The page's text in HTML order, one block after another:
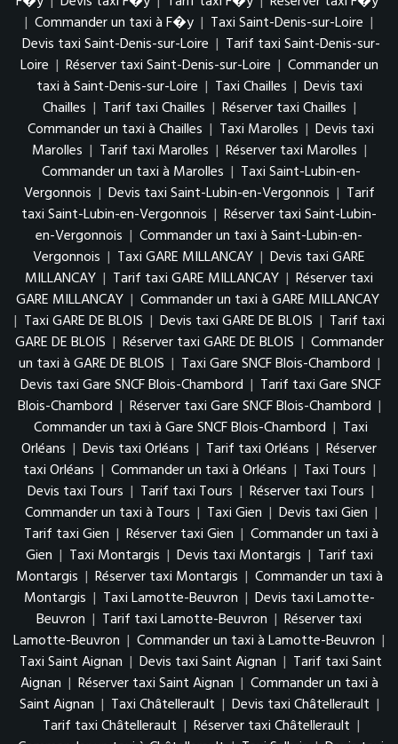
| Commander un taxi à F�y | Taxi Saint-Denis-sur-Loire |
Devis taxi Saint-Denis-sur-Loire | Tarif taxi Saint-Denis-sur-
Loire | Réserver taxi Saint-Denis-sur-Loire | Commander un
taxi à Saint-Denis-sur-Loire | Taxi Chailles | Devis taxi
Chailles | Tarif taxi Chailles | Réserver taxi Chailles |
Commander un taxi à Chailles | Taxi Marolles | Devis taxi
Marolles | Tarif taxi Marolles | Réserver taxi Marolles |
Commander un taxi à Marolles | Taxi Saint-Lubin-en-
Vergonnois | Devis taxi Saint-Lubin-en-Vergonnois | Tarif
taxi Saint-Lubin-en-Vergonnois | Réserver taxi Saint-Lubin-
en-Vergonnois | Commander un taxi à Saint-Lubin-en-
Vergonnois | Taxi GARE MILLANCAY | Devis taxi GARE
MILLANCAY | Tarif taxi GARE MILLANCAY | Réserver taxi
GARE MILLANCAY | Commander un taxi à GARE MILLANCAY
| Taxi GARE DE BLOIS | Devis taxi GARE DE BLOIS | Tarif taxi
GARE DE BLOIS | Réserver taxi GARE DE BLOIS | Commander
un taxi à GARE DE BLOIS | Taxi Gare SNCF Blois-Chambord |
Devis taxi Gare SNCF Blois-Chambord | Tarif taxi Gare SNCF
Blois-Chambord | Réserver taxi Gare SNCF Blois-Chambord |
Commander un taxi à Gare SNCF Blois-Chambord | Taxi
Orléans | Devis taxi Orléans | Tarif taxi Orléans | Réserver
taxi Orléans | Commander un taxi à Orléans | Taxi Tours |
Devis taxi Tours | Tarif taxi Tours | Réserver taxi Tours |
Commander un taxi à Tours | Taxi Gien | Devis taxi Gien |
Tarif taxi Gien | Réserver taxi Gien | Commander un taxi à
Gien | Taxi Montargis | Devis taxi Montargis | Tarif taxi
Montargis | Réserver taxi Montargis | Commander un taxi à
Montargis | Taxi Lamotte-Beuvron | Devis taxi Lamotte-
Beuvron | Tarif taxi Lamotte-Beuvron | Réserver taxi
Lamotte-Beuvron | Commander un taxi à Lamotte-Beuvron |
Taxi Saint Aignan | Devis taxi Saint Aignan | Tarif taxi Saint
Aignan | Réserver taxi Saint Aignan | Commander un taxi à
Saint Aignan | Taxi Châtellerault | Devis taxi Châtellerault |
Tarif taxi Châtellerault | Réserver taxi Châtellerault |